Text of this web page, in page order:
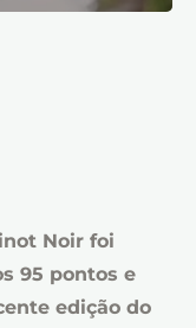
Noir foi
95 pontos e
edição do